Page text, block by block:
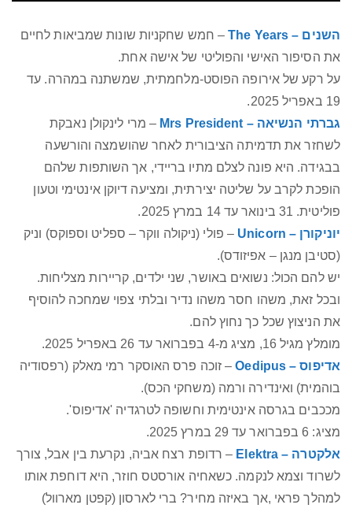
השנים – The Years
– חמש שחקניות שונות שמביאות לחיים
את הסיפור האישי והפוליטי של אישה אחת.
על רקע של אירופה הפוסט-מלחמתית, שמשתנה במהרה. עד
19 באפריל 2025.
גברתי הנשיאה – Mrs President
– מרי לינקולן נאבקת
לשחזר את תדמיתה הציבורית לאחר שהושמצה והורשעה
בבגידה. היא פונה לצלם מתיו בריידי, אך השותפות שלהם
הופכת לקרב על שליטה יצירתית, ומציעה דיוקן אינטימי וטעון
פוליטית. 31 בינואר עד 14 במרץ 2025.
יוניקורן – Unicorn
– פולי (ניקולה ווקר – ספליט וספוקס) וניק
(סטיבן מנגן – אפיזודס).
יש להם הכול: נשואים באושר, שני ילדים, קריירות מצליחות.
ובכל זאת, משהו חסר משהו נדיר ובלתי צפוי שמחכה להוסיף
את הניצוץ שכל כך נחוץ להם.
מומלץ מגיל 16, מציג מ-4 בפברואר עד 26 באפריל 2025.
אדיפוס – Oedipus
– זוכה פרס האוסקר רמי מאלק (רפסודיה
בוהמית) ואינדירה ורמה (משחקי הכס).
מככבים בגרסה אינטימית וחשופה לטרגדיה 'אדיפוס'.
מציג: 6 בפברואר עד 29 במרץ 2025.
אלקטרה – Elektra
– רדופת רצח אביה, נקרעת בין אבל, צורך
לשרוד וצמא לנקמה. כשאחיה אורסטס חוזר, היא דוחפת אותו
למהלך פראי ,אך באיזה מחיר? ברי לארסון (קפטן מארוול)